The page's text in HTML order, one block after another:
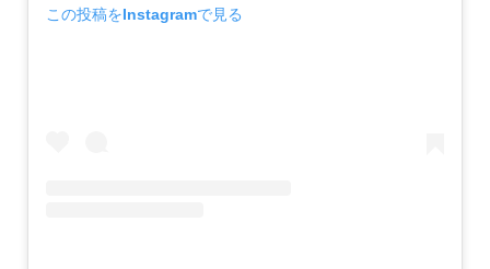
この投稿をInstagramで見る